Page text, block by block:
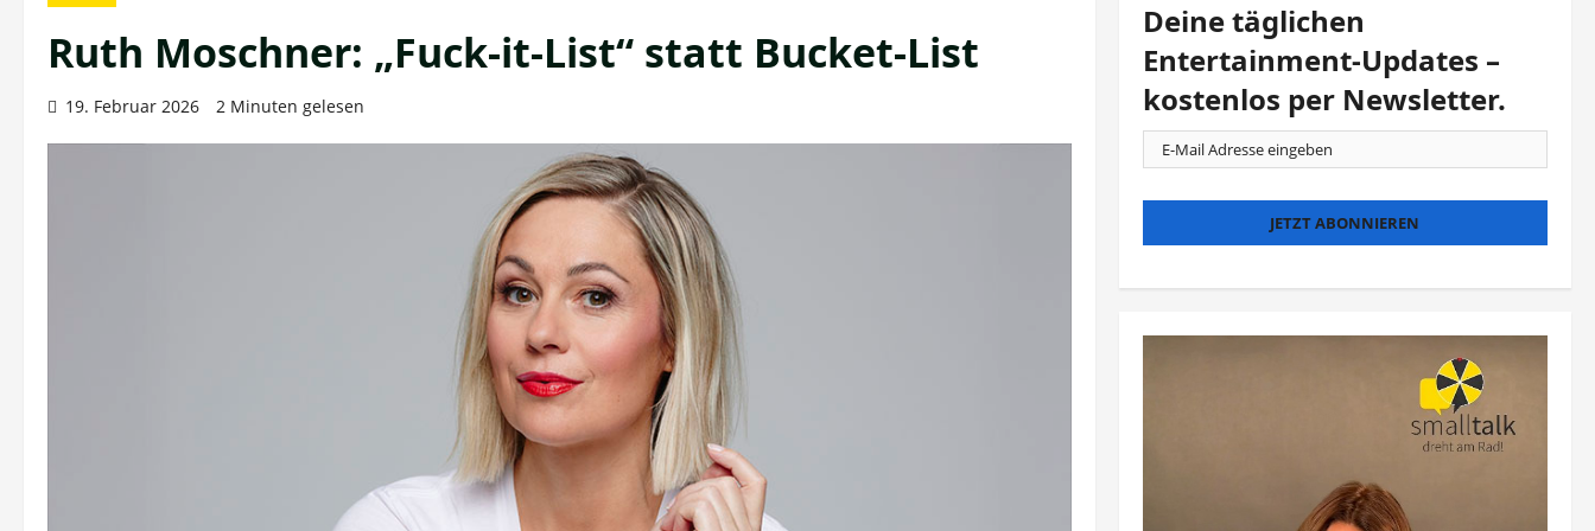
Ruth Moschner: „Fuck-it-List“ statt Bucket-List
19. Februar 2026 2 Minuten gelesen
Deine täglichen
Entertainment-Updates –
kostenlos per Newsletter.